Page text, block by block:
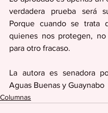
verdadera prueba será
Porque cuando se trata
quienes nos protegen,
para otro fracaso.
La autora es senadora
Aguas Buenas y Guaynabo
Columnas